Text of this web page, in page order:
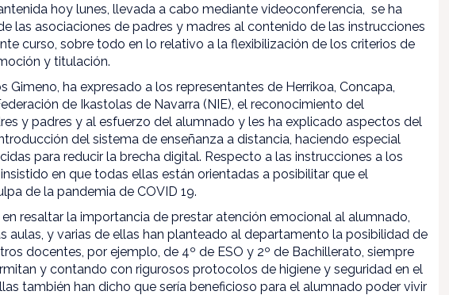
hoy lunes, llevada a cabo mediante videoconferencia, se ha
las asociaciones de padres y madres al contenido de las instrucciones
curso, sobre todo en lo relativo a la flexibilización de los criterios de
y titulación.
Gimeno, ha expresado a los representantes de Herrikoa, Concapa,
de Ikastolas de Navarra (NIE), el reconocimiento del
y padres y al esfuerzo del alumnado y les ha explicado aspectos del
del sistema de enseñanza a distancia, haciendo especial
para reducir la brecha digital. Respecto a las instrucciones a los
en que todas ellas están orientadas a posibilitar que el
de la pandemia de COVID 19.
resaltar la importancia de prestar atención emocional al alumnado,
aulas, y varias de ellas han planteado al departamento la posibilidad de
docentes, por ejemplo, de 4º de ESO y 2º de Bachillerato, siempre
y contando con rigurosos protocolos de higiene y seguridad en el
también han dicho que sería beneficioso para el alumnado poder vivir